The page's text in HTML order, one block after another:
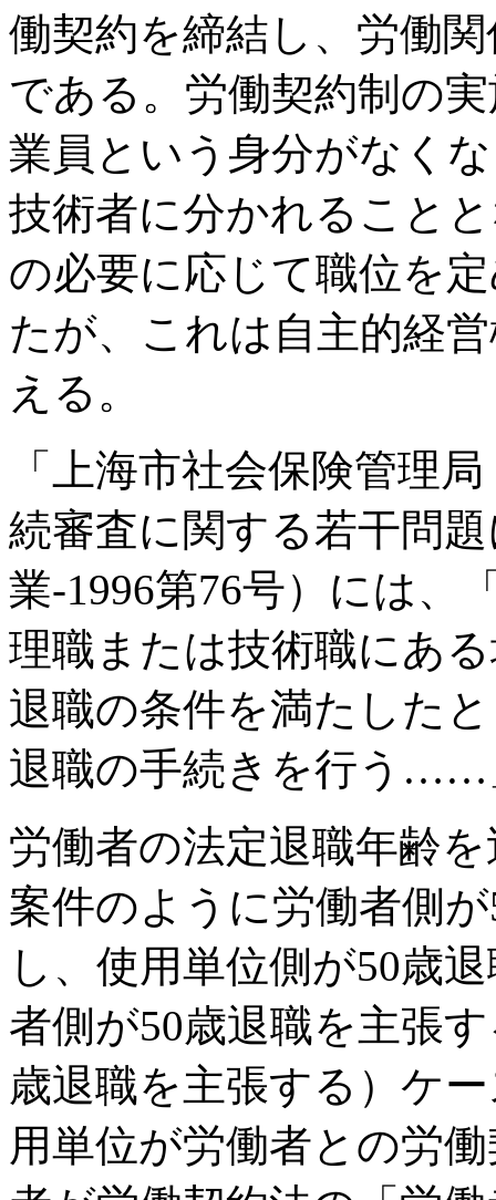
働契約を締結し、労働
である。労働契約制の
業員という身分がなく
技術者に分かれること
の必要に応じて職位を
たが、これは自主的経
える。
「上海市社会保険管理
続審査に関する若干問
業-1996第76号）には
理職または技術職にあ
退職の条件を満たした
退職の手続きを行う……
労働者の法定退職年齢
案件のように労働者側
し、使用単位側が50歳
者側が50歳退職を主張
歳退職を主張する）ケ
用単位が労働者との労